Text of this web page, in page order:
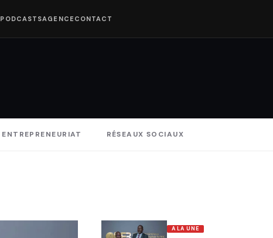
PODCASTSAGENCE CONTACT
ENTREPRENEURIAT RÉSEAUX SOCIAUX
A LA UNE